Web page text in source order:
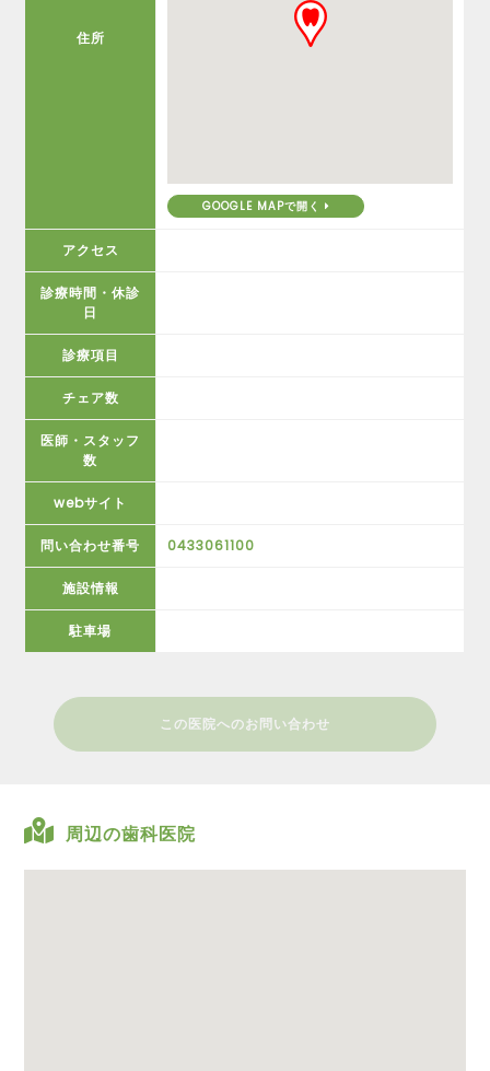
住所
GOOGLE MAPで開く
アクセス
診療時間・休診
日
診療項目
チェア数
医師・スタッフ
数
webサイト
問い合わせ番号 0433061100
施設情報
駐車場
この医院へのお問い合わせ
周辺の歯科医院